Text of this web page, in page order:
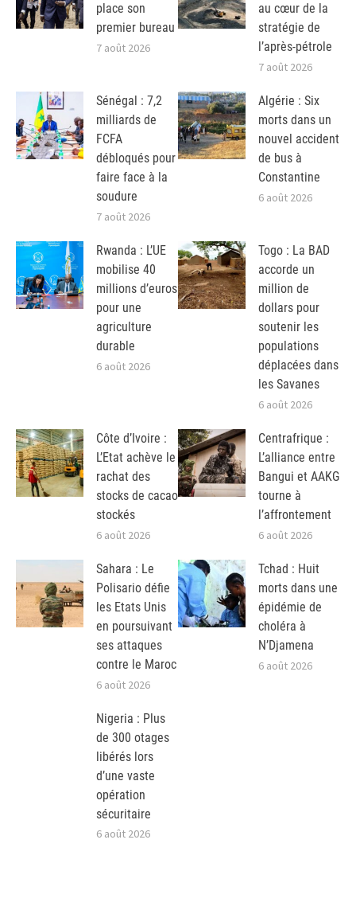
place son
premier bureau
7 août 2026
au cœur de la
stratégie de
l’après-pétrole
7 août 2026
Sénégal : 7,2
milliards de
FCFA
débloqués pour
faire face à la
soudure
7 août 2026
Algérie : Six
morts dans un
nouvel accident
de bus à
Constantine
6 août 2026
Rwanda : L’UE
mobilise 40
millions d’euros
pour une
agriculture
durable
6 août 2026
Togo : La BAD
accorde un
million de
dollars pour
soutenir les
populations
déplacées dans
les Savanes
6 août 2026
Côte d’Ivoire :
L’Etat achève le
rachat des
stocks de cacao
stockés
6 août 2026
Centrafrique :
L’alliance entre
Bangui et AAKG
tourne à
l’affrontement
6 août 2026
Sahara : Le
Polisario défie
les Etats Unis
en poursuivant
ses attaques
contre le Maroc
6 août 2026
Tchad : Huit
morts dans une
épidémie de
choléra à
N’Djamena
6 août 2026
Nigeria : Plus
de 300 otages
libérés lors
d’une vaste
opération
sécuritaire
6 août 2026